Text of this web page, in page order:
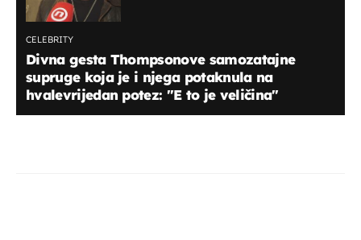
CELEBRITY
Divna gesta Thompsonove samozatajne
supruge koja je i njega potaknula na
hvalevrijedan potez: "E to je veličina"